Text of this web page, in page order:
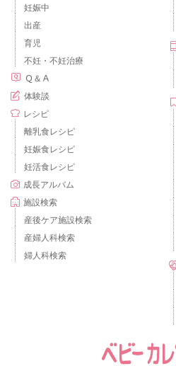
妊娠中
出産
育児
不妊・不妊治療
Ｑ＆Ａ
体験談
レシピ
離乳食レシピ
妊娠食レシピ
妊活食レシピ
成長アルバム
施設検索
産後ケア施設検索
産婦人科検索
婦人科検索